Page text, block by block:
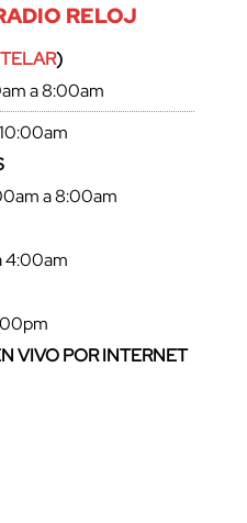
RELOJ
)
a 8:00am
a 8:00am
4:00am
VIVO POR INTERNET